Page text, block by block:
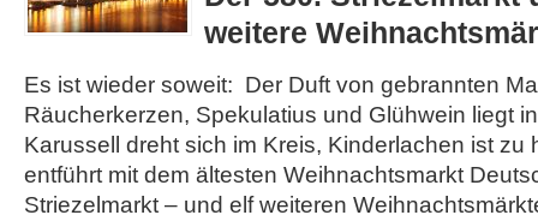
weitere
Es ist wieder soweit: Der Duft von gebrannten
Räucherkerzen, Spekulatius und Glühwein liegt
Karussell dreht sich im Kreis, Kinderlachen ist zu
entführt mit dem ältesten Weihnachtsmarkt
Striezelmarkt – und elf weiteren